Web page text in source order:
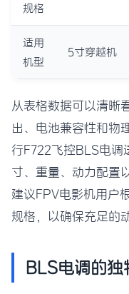
规格
适用
机型
5寸穿越机
从表格数据可以清晰
出、电池兼容性和物
行F722飞控BLS电调
寸、重量、动力配置
建议FPV电影机用户
规格，以确保充足的
BLS电调的独